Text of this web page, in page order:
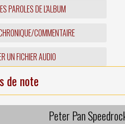
PAROLES DE L'ALBUM
COMMENTAIRE
UN FICHIER AUDIO
de note
Peter Pan